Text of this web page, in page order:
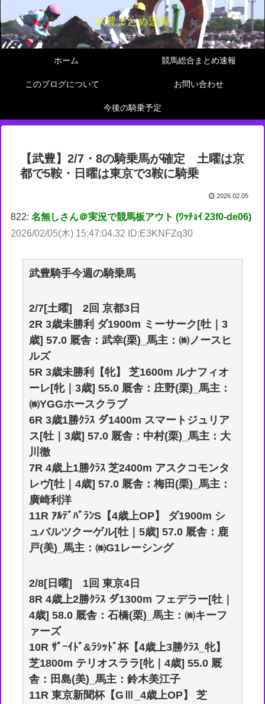
武豊まとめ速報
ホーム 競馬総合まとめ速報
このブログについて お問い合わせ
今後の騎乗予定
【武豊】2/7・8の騎乗馬が確定 土曜は京
都で5鞍・日曜は東京で3鞍に騎乗
2026.02.05
822:名無しさん＠実況で競馬板アウト (ﾜｯﾁｮｲ 23f0-de06)
2026/02/05(木) 15:47:04.32 ID:E3KNFZq30
武豊騎手今週の騎乗馬
2/7[土曜] 2回 京都3日
2R 3歳未勝利 ダ1900m ミーサーク[牡｜3
歳] 57.0 厩舎：武幸(栗)_馬主：㈱ノースヒ
ルズ
5R 3歳未勝利【牝】 芝1600m ルナフィオ
ーレ[牝｜3歳] 55.0 厩舎：庄野(栗)_馬主：
㈱YGGホースクラブ
6R 3歳1勝ｸﾗｽ ダ1400m スマートジュリア
ス[牡｜3歳] 57.0 厩舎：中村(栗)_馬主：大
川徹
7R 4歳上1勝ｸﾗｽ 芝2400m アスクコモンタ
レヴ[牡｜4歳] 57.0 厩舎：梅田(栗)_馬主：
廣崎利洋
11R ｱﾙﾃﾞﾊﾞﾗﾝS【4歳上OP】 ダ1900m シ
ュバルツクーゲル[牡｜5歳] 57.0 厩舎：鹿
戸(美)_馬主：㈱G1レーシング
2/8[日曜] 1回 東京4日
8R 4歳上2勝ｸﾗｽ ダ1300m フェデラー[牡｜
4歳] 58.0 厩舎：石橋(栗)_馬主：㈱キーフ
ァーズ
10R ｻﾞｰｲﾄﾞ&ﾗｼｯﾄﾞ杯【4歳上3勝ｸﾗｽ_牝】
芝1800m テリオスララ[牝｜4歳] 55.0 厩
舎：田島(美)_馬主：鈴木美江子
11R 東京新聞杯【GⅢ_4歳上OP】 芝